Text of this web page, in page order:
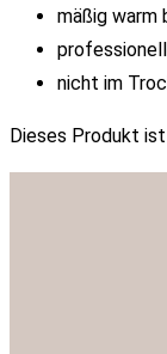
mäßig warm
nicht im
Dieses Produkt